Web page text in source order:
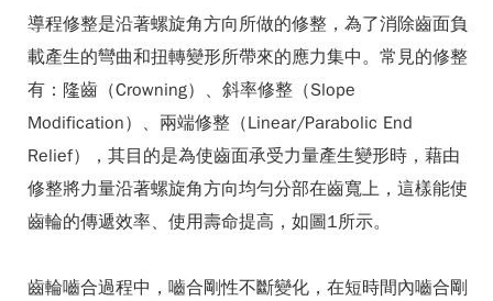
導程修整是沿著螺旋角方向所做的修整，為了消除齒面負
載產生的彎曲和扭轉變形所帶來的應力集中。常見的修整
有：隆齒（Crowning）、斜率修整（Slope
Modification）、兩端修整（Linear/Parabolic End
Relief），其目的是為使齒面承受力量產生變形時，藉由
修整將力量沿著螺旋角方向均勻分部在齒寬上，這樣能使
齒輪的傳遞效率、使用壽命提高，如圖1所示。
齒輪嚙合過程中，嚙合剛性不斷變化，在短時間內嚙合剛